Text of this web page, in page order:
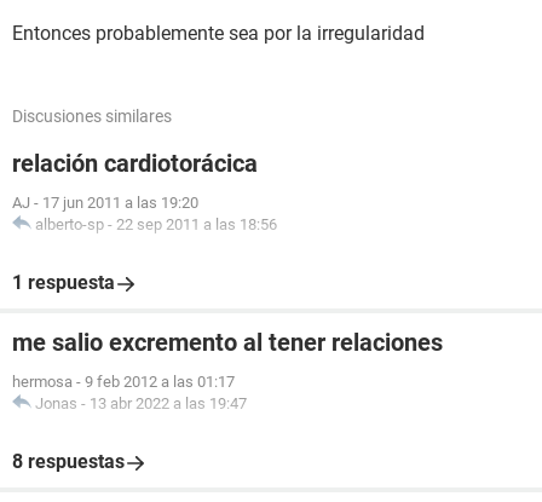
Entonces probablemente sea por la irregularidad
Discusiones similares
relación cardiotorácica
AJ - 17 jun 2011 a las 19:20
alberto-sp - 22 sep 2011 a las 18:56
1 respuesta
me salio excremento al tener relaciones
hermosa - 9 feb 2012 a las 01:17
Jonas - 13 abr 2022 a las 19:47
8 respuestas